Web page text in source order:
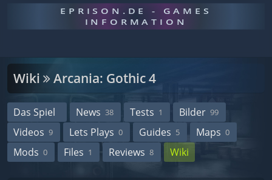
EPRISON.DE - GAMES
INFORMATION
Wiki Arcania: Gothic 4
Das Spiel News 38 Tests 1 Bilder 99
Videos 9 Lets Plays 0 Guides 5 Maps 0
Mods 0 Files 1 Reviews 8 Wiki